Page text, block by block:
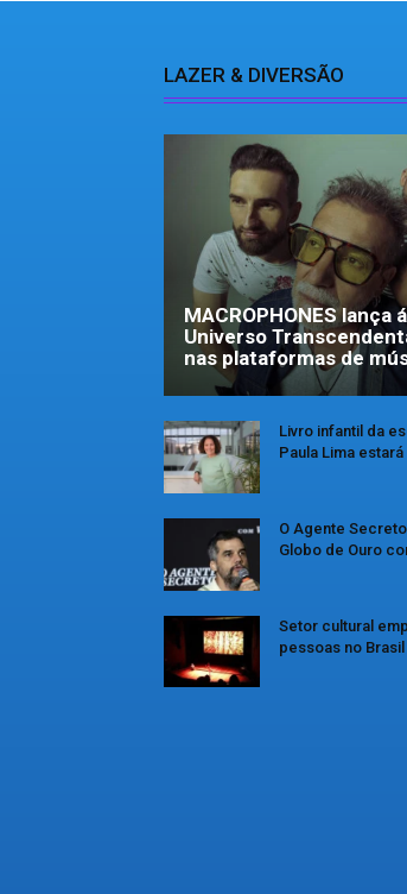
LAZER & DIVERSÃO
MACROPHONES lança
Universo
nas plataformas de
Livro infantil da
Paula Lima
O Agente
Globo de Ouro
Setor cultural
pessoas no Brasil